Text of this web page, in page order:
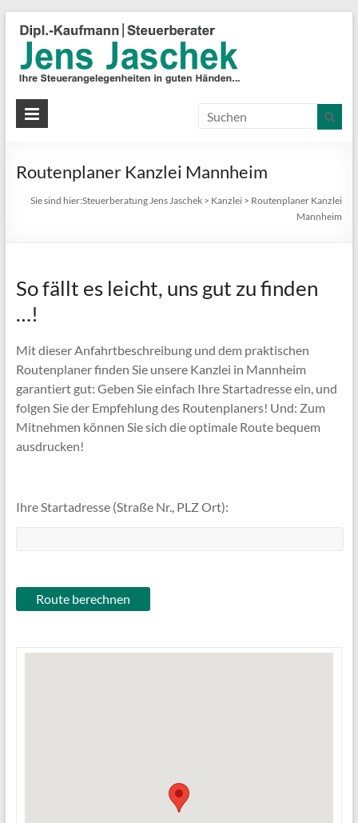
Routenplaner Kanzlei Mannheim
Sie sind hier:Steuerberatung Jens Jaschek > Kanzlei > Routenplaner Kanzlei
Mannheim
So fällt es leicht, uns gut zu finden
…!
Mit dieser Anfahrtbeschreibung und dem praktischen
Routenplaner finden Sie unsere Kanzlei in Mannheim
garantiert gut: Geben Sie einfach Ihre Startadresse ein, und
folgen Sie der Empfehlung des Routenplaners! Und: Zum
Mitnehmen können Sie sich die optimale Route bequem
ausdrucken!
Ihre Startadresse (Straße Nr., PLZ Ort):